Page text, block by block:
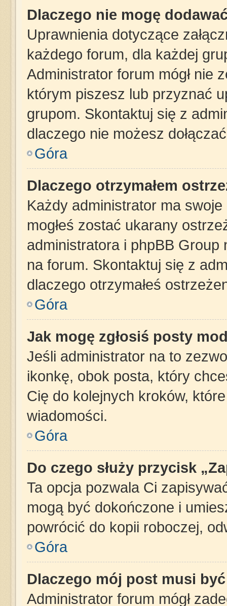
Dlaczego nie mogę
Uprawnienia dotyczące
każdego forum, dla każdej
Administrator forum mógł nie
którym piszesz lub przyznać
grupom. Skontaktuj się z
dlaczego nie możesz
Góra
Dlaczego otrzymałem
Każdy administrator ma swoje
mogłeś zostać ukarany
administratora i phpBB
na forum. Skontaktuj się z
dlaczego otrzymałeś
Góra
Jak mogę zgłosiś posty
Jeśli administrator na to
ikonkę, obok posta, który
Cię do kolejnych kroków,
wiadomości.
Góra
Do czego służy przycisk
Ta opcja pozwala Ci
mogą być dokończone i
powrócić do kopii roboczej,
Góra
Dlaczego mój post musi
Administrator forum mógł